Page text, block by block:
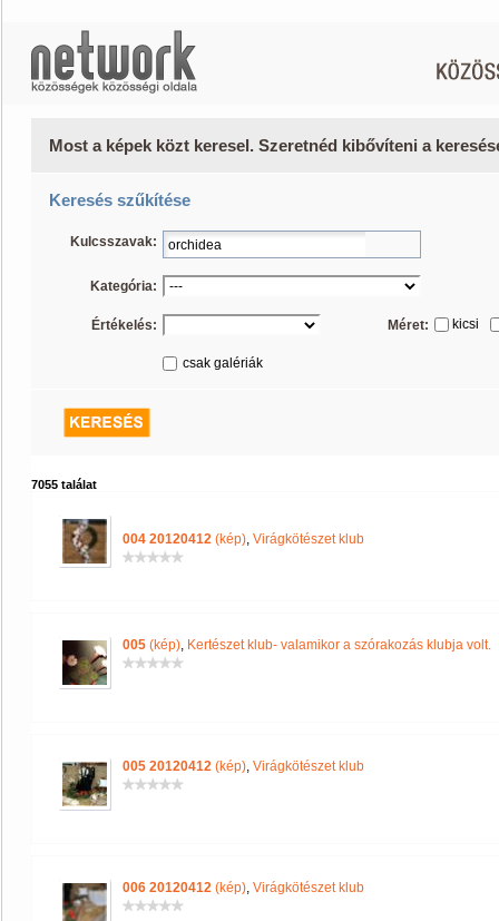
Most a képek közt keresel. Szeretnéd kibővíteni a
Keresés szűkítése
Kulcsszavak:
Kategória:
Értékelés: Méret: kicsi
csak galériák
7055 találat
004 20120412 (kép), Virágkötészet klub
005 (kép), Kertészet klub- valamikor a szórakozás klubja volt.
005 20120412 (kép), Virágkötészet klub
006 20120412 (kép), Virágkötészet klub